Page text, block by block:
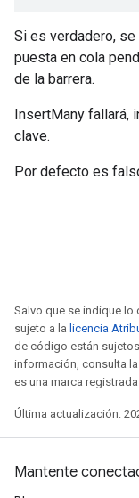
Si es verdadero,
puesta en cola
de la barrera.
InsertMany fallará,
clave.
Por defecto es
Salvo que se indique lo
sujeto a la licencia
de código están
información, consulta
es una marca
Última actualización:
Mantente